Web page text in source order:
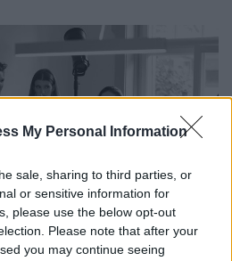
My Personal Information
sale, sharing to third parties, or
or sensitive information for
please use the below opt-out
Please note that after your
you may continue seeing